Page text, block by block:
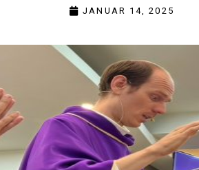
JANUAR 14, 2025